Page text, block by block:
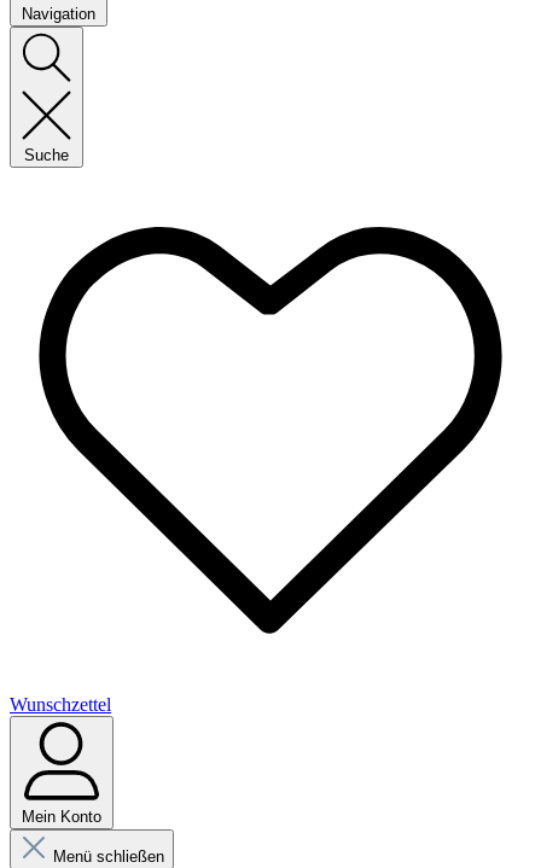
Navigation
Suche
Wunschzettel
Mein Konto
Menü schließen